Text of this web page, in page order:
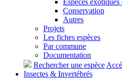
Espèces
Conservation
Autres
Projets
Les fiches espèces
Par commune
Documentation
Rechercher une espèce
Insectes & Invertébrés